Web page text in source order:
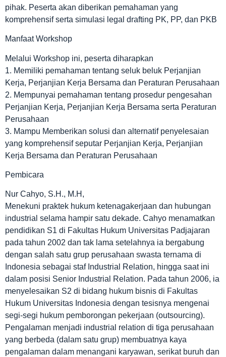
pihak. Peserta akan diberikan pemahaman yang
komprehensif serta simulasi legal drafting PK, PP, dan PKB
Manfaat Workshop
Melalui Workshop ini, peserta diharapkan
1. Memiliki pemahaman tentang seluk beluk Perjanjian
Kerja, Perjanjian Kerja Bersama dan Peraturan Perusahaan
2. Mempunyai pemahaman tentang prosedur pengesahan
Perjanjian Kerja, Perjanjian Kerja Bersama serta Peraturan
Perusahaan
3. Mampu Memberikan solusi dan alternatif penyelesaian
yang komprehensif seputar Perjanjian Kerja, Perjanjian
Kerja Bersama dan Peraturan Perusahaan
Pembicara
Nur Cahyo, S.H., M.H,
Menekuni praktek hukum ketenagakerjaan dan hubungan
industrial selama hampir satu dekade. Cahyo menamatkan
pendidikan S1 di Fakultas Hukum Universitas Padjajaran
pada tahun 2002 dan tak lama setelahnya ia bergabung
dengan salah satu grup perusahaan swasta ternama di
Indonesia sebagai staf Industrial Relation, hingga saat ini
dalam posisi Senior Industrial Relation. Pada tahun 2006, ia
menyelesaikan S2 di bidang hukum bisnis di Fakultas
Hukum Universitas Indonesia dengan tesisnya mengenai
segi-segi hukum pemborongan pekerjaan (outsourcing).
Pengalaman menjadi industrial relation di tiga perusahaan
yang berbeda (dalam satu grup) membuatnya kaya
pengalaman dalam menangani karyawan, serikat buruh dan